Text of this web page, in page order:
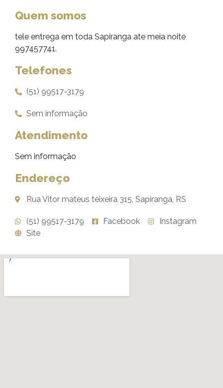
Quem somos
tele entrega em toda Sapiranga ate meia noite
997457741.
Telefones
(51) 99517-3179
Sem informação
Atendimento
Sem informação
Endereço
Rua Vitor mateus teixeira 315, Sapiranga, RS
(51) 99517-3179 Facebook
Instagram
Site